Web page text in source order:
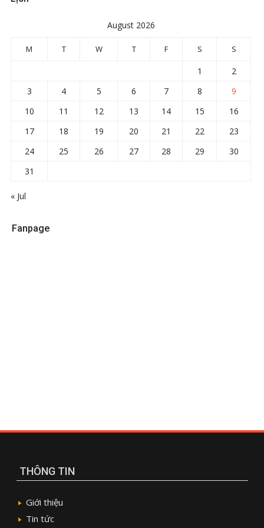
August 2026
M T W T F S S
1
2
3
4 5 6 7 8
9
10
11 12 13 14 15
16
17
18 19 20 21 22
23
24
25 26 27 28 29
30
31
« Jul
Fanpage
THÔNG TIN
Giới thiệu
Tin tức